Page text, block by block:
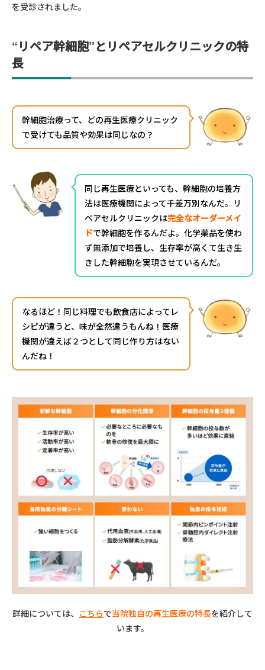
を受診されました。
“リペア幹細胞”とリペアセルクリニックの特
長
幹細胞治療って、どの再生医療クリニック
で受けても品質や効果は同じなの？
同じ再生医療といっても、幹細胞の培養方
法は医療機関によって千差万別なんだ。リ
ペアセルクリニックは完全なオーダーメイ
ドで幹細胞を作るんだよ。化学薬品を使わ
ず無添加で培養し、生存率が高くて生き生
きした幹細胞を実現させているんだ。
なるほど！同じ料理でも飲食店によってレ
シピが違うと、味が全然違うもんね！医療
機関が違えば２つとして同じ作り方はない
んだね！
詳細については、 こちらで当院独自の再生医療の特長を紹介して
います。